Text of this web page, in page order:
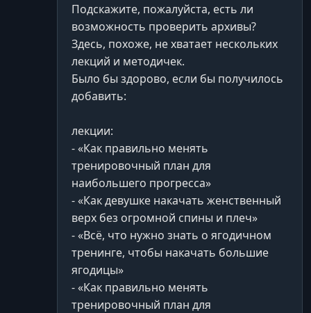
4.3 Полувыпады с гантелями
4.3 Пулловер
4.3 Разминка
4.3 Румынская тяга со штангой
00:01:49
4.3 Сгибание голени сидя (2 вариации)
4.3 Тяга гантели по одной руке
Подскажите, пожалуйста, есть ли
возможность проверить архивы?
Здесь, похоже, не хватает нескольких
лекций и методичек.
Было бы здорово, если бы получилось
добавить:
лекции:
- «Как правильно менять
тренировочный план для
наибольшего прогресса»
- «Как девушке накачать женственный
верх без огромной спины и плеч»
- «Всё, что нужно знать о ягодичном
тренинге, чтобы накачать большие
ягодицы»
- «Как правильно менять
тренировочный план для